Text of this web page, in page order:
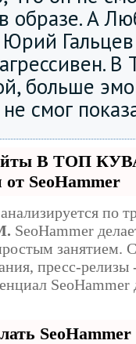
образе. А
Юрий
В
больше
не смог
В ТОП
SeoHammer
по
SeoHammer
занятием.
пресс-релизы
SeoHammer
SeoHammer